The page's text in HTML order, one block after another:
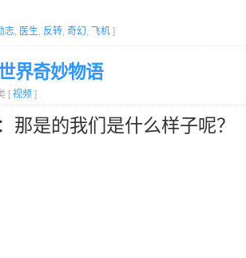
志, 医生, 反转, 奇幻, 飞机 ]
界奇妙物语
[ 视频 ]
：那是的我们是什么样子呢？